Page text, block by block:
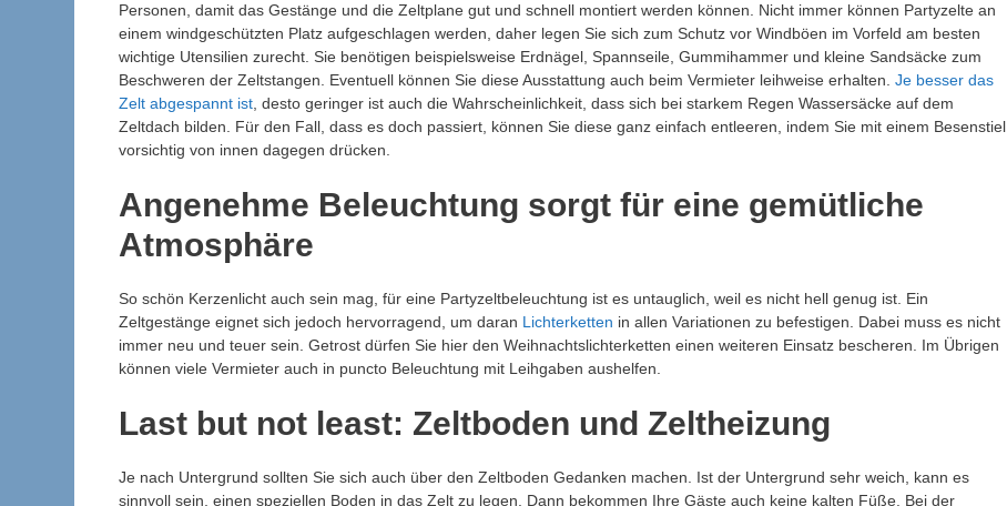
Personen, damit das Gestänge und die Zeltplane gut und schnell montiert werden können. Nicht immer können Partyzelte an
einem windgeschützten Platz aufgeschlagen werden, daher legen Sie sich zum Schutz vor Windböen im Vorfeld am besten
wichtige Utensilien zurecht. Sie benötigen beispielsweise Erdnägel, Spannseile, Gummihammer und kleine Sandsäcke zum
Beschweren der Zeltstangen. Eventuell können Sie diese Ausstattung auch beim Vermieter leihweise erhalten. Je besser das
Zelt abgespannt ist , desto geringer ist auch die Wahrscheinlichkeit, dass sich bei starkem Regen Wassersäcke auf dem
Zeltdach bilden. Für den Fall, dass es doch passiert, können Sie diese ganz einfach entleeren, indem Sie mit einem Besenstiel
vorsichtig von innen dagegen drücken.
Angenehme Beleuchtung sorgt für eine gemütliche
Atmosphäre
So schön Kerzenlicht auch sein mag, für eine Partyzeltbeleuchtung ist es untauglich, weil es nicht hell genug ist. Ein
Zeltgestänge eignet sich jedoch hervorragend, um daran Lichterketten in allen Variationen zu befestigen. Dabei muss es nicht
immer neu und teuer sein. Getrost dürfen Sie hier den Weihnachtslichterketten einen weiteren Einsatz bescheren. Im Übrigen
können viele Vermieter auch in puncto Beleuchtung mit Leihgaben aushelfen.
Last but not least: Zeltboden und Zeltheizung
Je nach Untergrund sollten Sie sich auch über den Zeltboden Gedanken machen. Ist der Untergrund sehr weich, kann es
sinnvoll sein, einen speziellen Boden in das Zelt zu legen. Dann bekommen Ihre Gäste auch keine kalten Füße. Bei der